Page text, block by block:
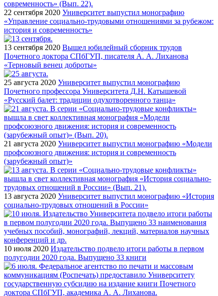
22 сентября 2020 Университет выпустил монографию
«Управление социально-трудовыми отношениями за рубежом:
история и современность»
13 сентября 2020 Вышел юбилейный сборник трудов
Почетного доктора СПбГУП, писателя А. А. Лиханова
«Терновый венец доброты»
25 августа 2020 Университет выпустил монографию
Почетного профессора Университета Д.Н. Катышевой
«Русский балет: традиции одухотворенного танца»
21 августа 2020 Университет выпустил монографию «Модели
профсоюзного движения: история и современность
(зарубежный опыт)»
13 августа 2020 Университет выпустил монографию «История
социально-трудовых отношений в России»
10 июля 2020 Издательство подвело итоги работы в первом
полугодии 2020 года. Выпущено 33 книги